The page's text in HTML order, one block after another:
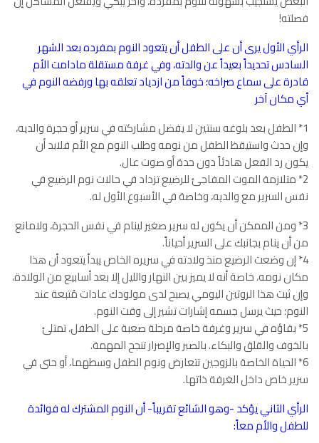
فصلته!
الرأي الأول يرى أن على الطفل أن يتعود النوم بمفرده بعد الشهر
السادس تحديداً بعيداً عن والدته، وفي غرفة مستقلة مادامت الأم
قادرة على سماع صراخه؛ خوفاً من ازدياد تعلقه بها ورفضه النوم في
أي مكان آخر
1* الطفل بعد بلوغه سنتين لا يفضل مشاركته في سرير أو حجرة والديه،
وإن حدث واستيقظ الطفل من نومه وطلب النوم مع الأم فلابد أن
يكون رد الفعل هادئاً دون حدة أو صوت عال.
2* متلازمة الموت المفاجئ للرضيع تزداد في حالات نوم الرضيع في
نفس السرير مع والديه، وخاصة في الأسبوع الأول له.
3* ومن الممكن أن يكون له سرير صغير لينام في نفس الحجرة، ولامانع
من أن ينام بجانبك على السرير أحياناً.
4* إن وضعت الرضيع منذ ولادته في سريره الخاص يبدأ يتعود أن هذا
مكان نومه، خاصة أنه لا يميز بين النهار والليل إلا بعد أسابيع من الولادة،
وإن ثبت هذا الروتين اليومي يصبح لدى مولودك عادات مُتبعة عند
النوم؛ حيث يرسل جسمه إشارات تشير إلى وقت النوم.
5* بقاؤه في سرير وغرفة خاصة مرحلة صعبة على الطفل، تمتلئ
بالخوف والقلق والبكاء. بالصبر والإصرار تنجح المهمة.
6* الحياة الخاصة بالزوجين تتعارض ونوم الطفل وسطهما، أو حتى في
سرير خاص داخل الغرفة ذاتها.
الرأي الثاني يؤكد -وهو الشائع تقريباً- أن النوم المشترك له فوائدة
للطفل والأم معاً: